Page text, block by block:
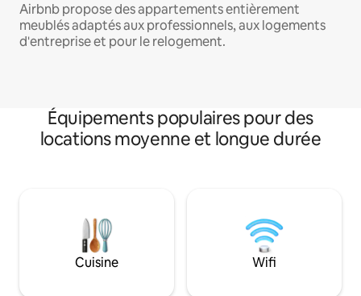
Airbnb propose des appartements entièrement
meublés adaptés aux professionnels, aux logements
d'entreprise et pour le relogement.
Équipements populaires pour des
locations moyenne et longue durée
Cuisine Wifi